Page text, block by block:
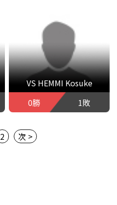
VS HEMMI Kosuke
0勝
1敗
2 次 >